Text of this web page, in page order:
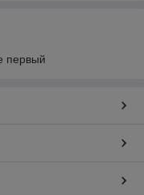
первый